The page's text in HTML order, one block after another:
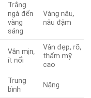
Trắng
ngà đến
vàng
sáng
Vàng nâu,
nâu đậm
Vân mịn,
ít nổi
Vân đẹp, rõ,
thẩm mỹ
cao
Trung
bình
Nặng